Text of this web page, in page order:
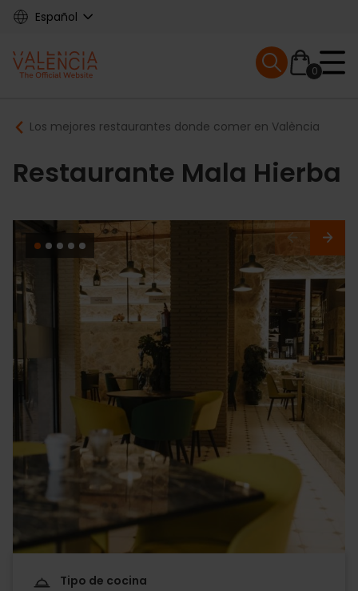
Skip
content
Español
Main
navigation
0
Mobile menu
Breadcrumb
Los mejores restaurantes donde comer en València
Restaurante Mala Hierba
Tipo de cocina